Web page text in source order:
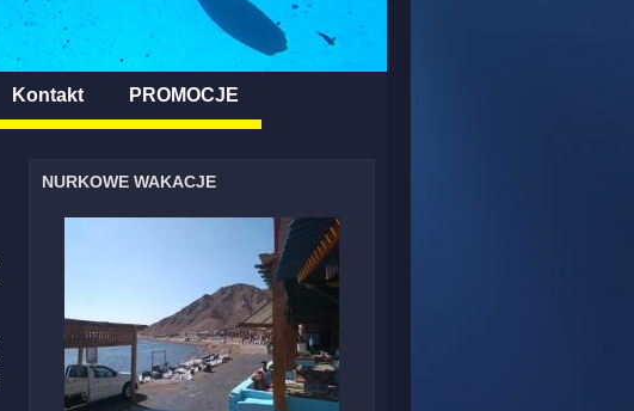
Kontakt PROMOCJE
NURKOWE WAKACJE